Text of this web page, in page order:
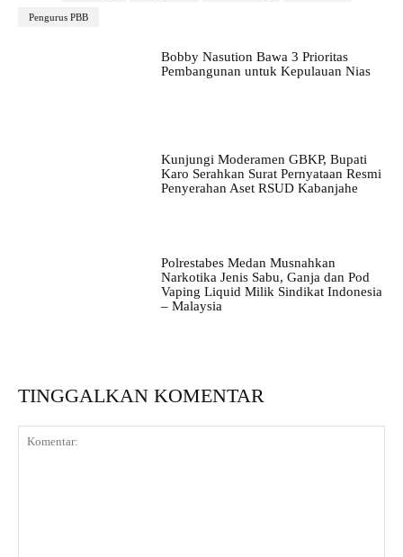
Pengurus PBB
Bobby Nasution Bawa 3 Prioritas
Pembangunan untuk Kepulauan Nias
Kunjungi Moderamen GBKP, Bupati
Karo Serahkan Surat Pernyataan Resmi
Penyerahan Aset RSUD Kabanjahe
Polrestabes Medan Musnahkan
Narkotika Jenis Sabu, Ganja dan Pod
Vaping Liquid Milik Sindikat Indonesia
– Malaysia
TINGGALKAN KOMENTAR